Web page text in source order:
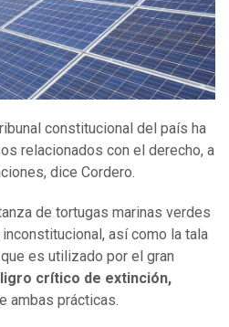
constitucional del país ha
relacionados con el derecho, a
dice Cordero.
de tortugas marinas verdes
así como la tala
es utilizado por el gran
crítico de extinción,
ambas prácticas.